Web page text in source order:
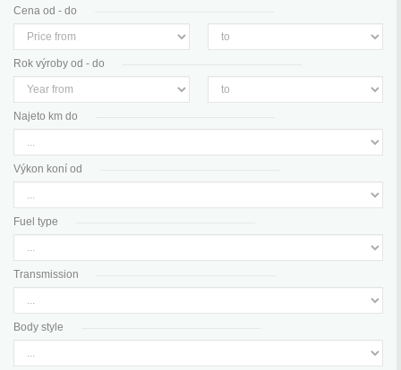
Cena od - do
Rok výroby od - do
Najeto km do
Výkon koní od
Fuel type
Transmission
Body style